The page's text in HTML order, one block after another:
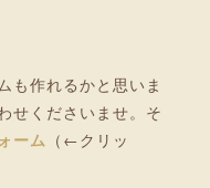
も作れるかと思いま
せくださいませ。そ
ーム （←クリッ